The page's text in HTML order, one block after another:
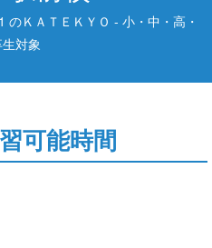
ＫＡＴＥＫＹＯ - 小・中・高・
対象
可能時間